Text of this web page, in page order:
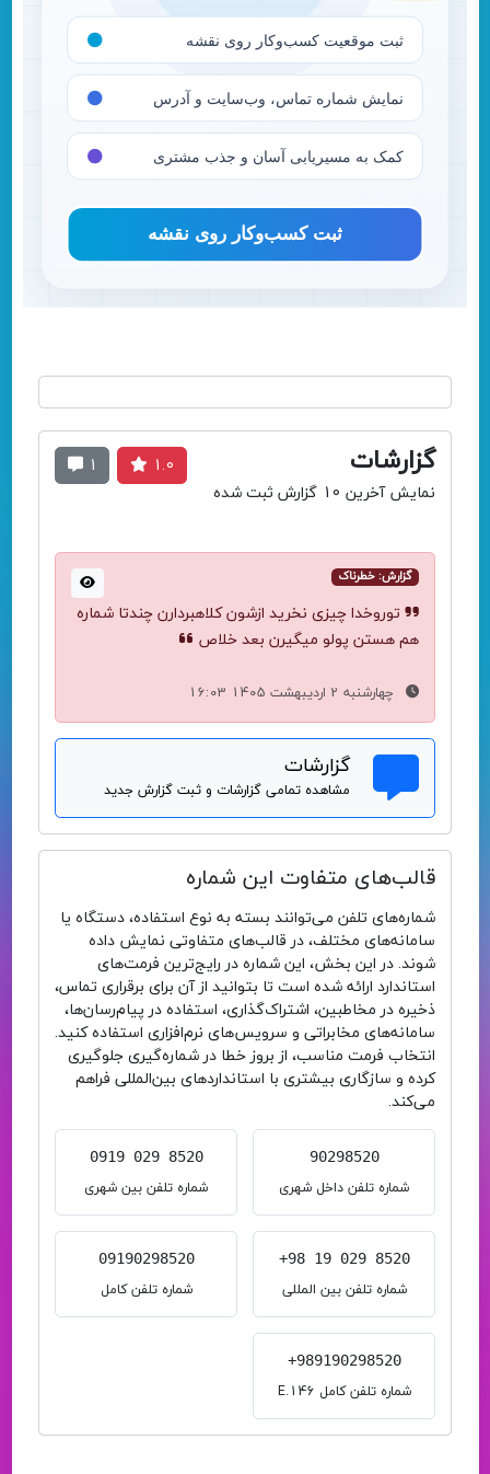
1 1.0 گزارشات
نمایش آخرین 10 گزارش ثبت شده
گزارش: خطرناک
توروخدا چیزی نخرید ازشون کلاهبردارن چندتا شماره
هم هستن پولو میگیرن بعد خلاص
چهارشنبه 2 اردیبهشت 1405 16:03
گزارشات
مشاهده تمامی گزارشات و ثبت گزارش جدید
قالب‌های متفاوت این شماره
شماره‌های تلفن می‌توانند بسته به نوع استفاده، دستگاه یا
سامانه‌های مختلف، در قالب‌های متفاوتی نمایش داده
شوند. در این بخش، این شماره در رایج‌ترین فرمت‌های
استاندارد ارائه شده است تا بتوانید از آن برای برقراری تماس،
ذخیره در مخاطبین، اشتراک‌گذاری، استفاده در پیام‌رسان‌ها،
سامانه‌های مخابراتی و سرویس‌های نرم‌افزاری استفاده کنید.
انتخاب فرمت مناسب، از بروز خطا در شماره‌گیری جلوگیری
کرده و سازگاری بیشتری با استانداردهای بین‌المللی فراهم
می‌کند.
90298520
شماره تلفن داخل شهری
0919 029 8520
شماره تلفن بین شهری
+98 19 029 8520
شماره تلفن بین المللی
09190298520
شماره تلفن کامل
+989190298520
شماره تلفن کامل E.146